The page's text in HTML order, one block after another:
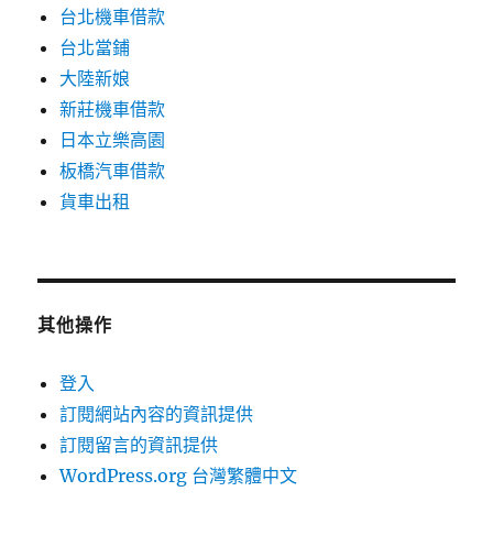
台北機車借款
台北當鋪
大陸新娘
新莊機車借款
日本立樂高園
板橋汽車借款
貨車出租
其他操作
登入
訂閱網站內容的資訊提供
訂閱留言的資訊提供
WordPress.org 台灣繁體中文